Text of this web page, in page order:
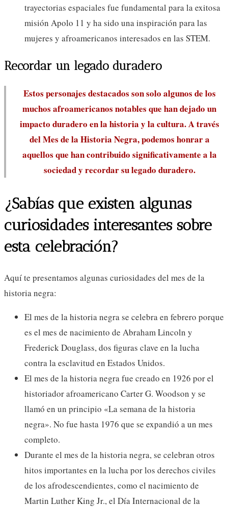
trayectorias espaciales fue fundamental para la exitosa
misión Apolo 11 y ha sido una inspiración para las
mujeres y afroamericanos interesados en las STEM.
Recordar un legado duradero
Estos personajes destacados son solo algunos de los
muchos afroamericanos notables que han dejado un
impacto duradero en la historia y la cultura. A través
del Mes de la Historia Negra, podemos honrar a
aquellos que han contribuido significativamente a la
sociedad y recordar su legado duradero.
¿Sabías que existen algunas
curiosidades interesantes sobre
esta celebración?
Aquí te presentamos algunas curiosidades del mes de la
historia negra:
El mes de la historia negra se celebra en febrero porque
es el mes de nacimiento de Abraham Lincoln y
Frederick Douglass, dos figuras clave en la lucha
contra la esclavitud en Estados Unidos.
El mes de la historia negra fue creado en 1926 por el
historiador afroamericano Carter G. Woodson y se
llamó en un principio «La semana de la historia
negra». No fue hasta 1976 que se expandió a un mes
completo.
Durante el mes de la historia negra, se celebran otros
hitos importantes en la lucha por los derechos civiles
de los afrodescendientes, como el nacimiento de
Martin Luther King Jr., el Día Internacional de la